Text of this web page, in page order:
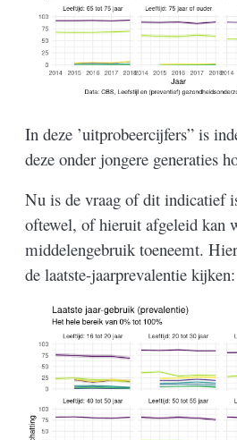
In deze ’uitprobeercijfers” is
deze onder jongere generaties
Nu is de vraag of dit indicatief
oftewel, of hieruit afgeleid kan
middelengebruik toeneemt.
de laatste-jaarprevalentie kijken: